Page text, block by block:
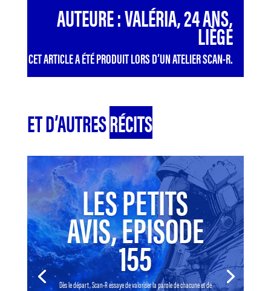
AUTEURE : VALÉRIA, 24 ANS,
LIÈGE
CET ARTICLE A ÉTÉ PRODUIT LORS D’UN ATELIER SCAN-R.
ET D’AUTRESRÉCITS
LES PETITS
AVIS, EPISODE
155
Dès le départ, Scan-R essaye de valoriser la parole de chacune et de